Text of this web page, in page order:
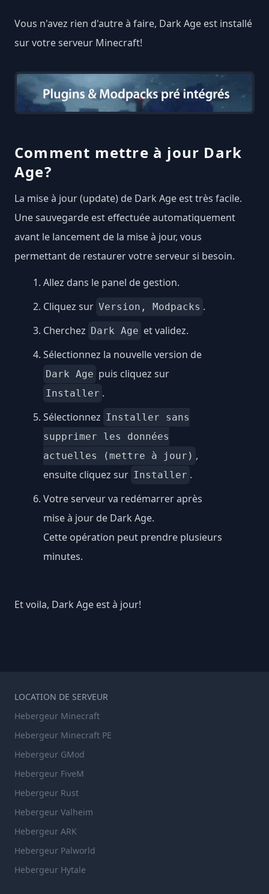
Vous n'avez rien d'autre à faire, Dark Age est installé
sur votre serveur Minecraft!
Comment mettre à jour Dark
Age?
La mise à jour (update) de Dark Age est très facile.
Une sauvegarde est effectuée automatiquement
avant le lancement de la mise à jour, vous
permettant de restaurer votre serveur si besoin.
Allez dans le panel de gestion.
Cliquez sur Version, Modpacks .
Cherchez Dark Age et validez.
Sélectionnez la nouvelle version de
Dark Age puis cliquez sur
Installer .
Sélectionnez Installer sans
supprimer les données
actuelles (mettre à jour) ,
ensuite cliquez sur Installer .
Votre serveur va redémarrer après
mise à jour de Dark Age.
Cette opération peut prendre plusieurs
minutes.
Et voila, Dark Age est à jour!
LOCATION DE SERVEUR
Hebergeur Minecraft
Hebergeur Minecraft PE
Hebergeur GMod
Hebergeur FiveM
Hebergeur Rust
Hebergeur Valheim
Hebergeur ARK
Hebergeur Palworld
Hebergeur Hytale